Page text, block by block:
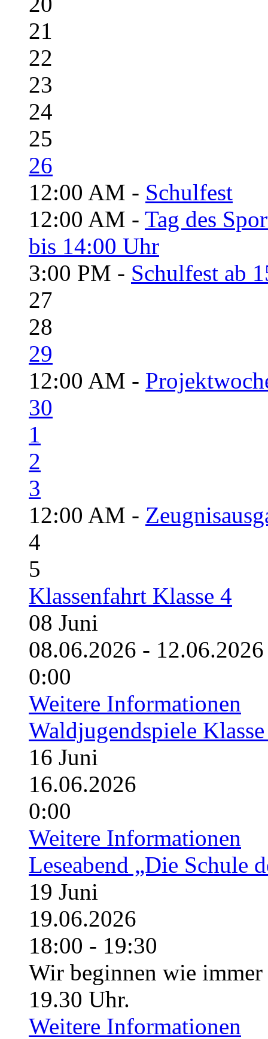
21
22
23
24
25
26
12:00 AM - Schulfest
12:00 AM - Tag des
bis 14:00 Uhr
3:00 PM - Schulfest ab
27
28
29
12:00 AM -
30
1
2
3
12:00 AM -
4
5
Klassenfahrt Klasse 4
08 Juni
08.06.2026 -
0:00
Weitere Informationen
Waldjugendspiele
16 Juni
16.06.2026
0:00
Weitere Informationen
Leseabend „Die Schule
19 Juni
19.06.2026
18:00 - 19:30
Wir beginnen wie
19.30 Uhr.
Weitere Informationen